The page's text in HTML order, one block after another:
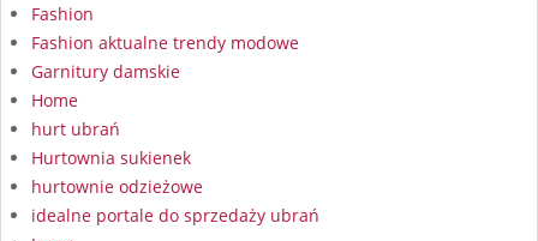
Fashion
Fashion aktualne trendy modowe
Garnitury damskie
Home
hurt ubrań
Hurtownia sukienek
hurtownie odzieżowe
idealne portale do sprzedaży ubrań